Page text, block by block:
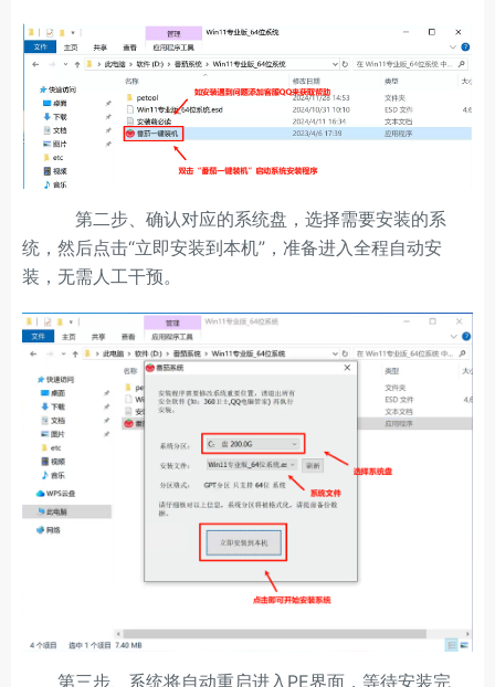
第二步、确认对应的系统盘，选择需要安装的系
统，然后点击“立即安装到本机”，准备进入全程自动安
装，无需人工干预。
第三步、系统将自动重启进入PE界面，等待安装完